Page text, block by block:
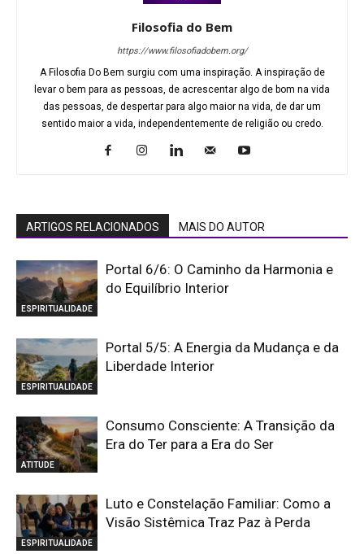
Filosofia do Bem
https://www.filosofiadobem.org/
A Filosofia Do Bem surgiu com uma inspiração. A inspiração de
levar o bem para as pessoas, de acrescentar algo de bom na vida
das pessoas, de despertar para algo maior na vida, de dar um
sentido maior a vida, independentemente de religião ou credo.
ARTIGOS RELACIONADOS MAIS DO AUTOR
ESPIRITUALIDADE
Portal 6/6: O Caminho da Harmonia e
do Equilíbrio Interior
ESPIRITUALIDADE
Portal 5/5: A Energia da Mudança e da
Liberdade Interior
ATITUDE
Consumo Consciente: A Transição da
Era do Ter para a Era do Ser
ESPIRITUALIDADE
Luto e Constelação Familiar: Como a
Visão Sistêmica Traz Paz à Perda